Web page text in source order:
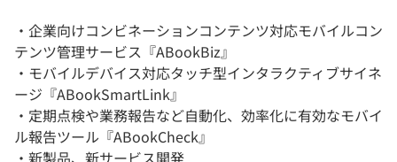
・企業向けコンビネーションコンテンツ対応モバイルコン
テンツ管理サービス『ABookBiz』
・モバイルデバイス対応タッチ型インタラクティブサイネ
ージ『ABookSmartLink』
・定期点検や業務報告など自動化、効率化に有効なモバイ
ル報告ツール『ABookCheck』